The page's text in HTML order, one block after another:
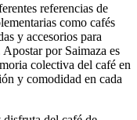
referencias de
como cafés
y accesorios para
por Saimaza es
colectiva del café en
y comodidad en cada